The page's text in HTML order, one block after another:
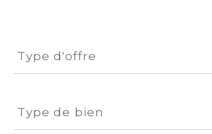
d'offre
Type d'offre
de
bien
Type de bien